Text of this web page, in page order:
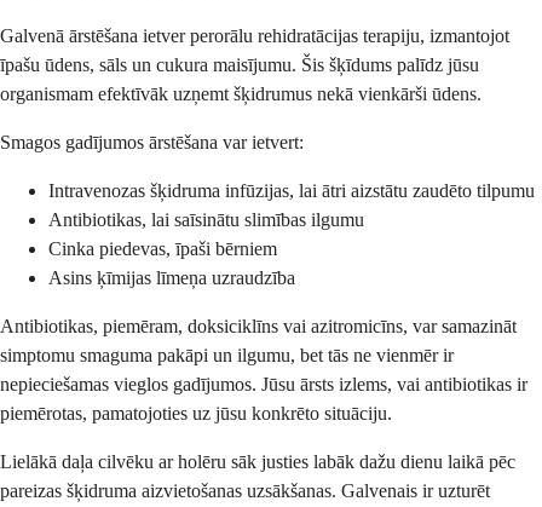
Galvenā ārstēšana ietver perorālu rehidratācijas terapiju, izmantojot
īpašu ūdens, sāls un cukura maisījumu. Šis šķīdums palīdz jūsu
organismam efektīvāk uzņemt šķidrumus nekā vienkārši ūdens.
Smagos gadījumos ārstēšana var ietvert:
Intravenozas šķidruma infūzijas, lai ātri aizstātu zaudēto tilpumu
Antibiotikas, lai saīsinātu slimības ilgumu
Cinka piedevas, īpaši bērniem
Asins ķīmijas līmeņa uzraudzība
Antibiotikas, piemēram, doksiciklīns vai azitromicīns, var samazināt
simptomu smaguma pakāpi un ilgumu, bet tās ne vienmēr ir
nepieciešamas vieglos gadījumos. Jūsu ārsts izlems, vai antibiotikas ir
piemērotas, pamatojoties uz jūsu konkrēto situāciju.
Lielākā daļa cilvēku ar holēru sāk justies labāk dažu dienu laikā pēc
pareizas šķidruma aizvietošanas uzsākšanas. Galvenais ir uzturēt